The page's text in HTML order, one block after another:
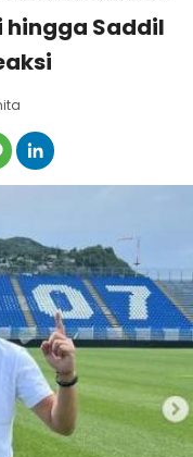
hingga Saddil